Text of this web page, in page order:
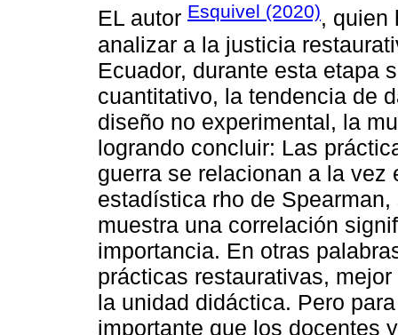
EL autor Esquivel (2020), quien
analizar a la justicia
Ecuador, durante esta etapa
cuantitativo, la tendencia de
diseño no experimental, la
logrando concluir: Las
guerra se relacionan a la
estadística rho de
muestra una correlación
importancia. En otras
prácticas restaurativas,
la unidad didáctica. Pero
importante que los docentes